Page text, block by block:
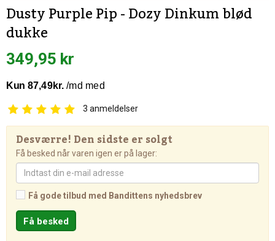
Dusty Purple Pip - Dozy Dinkum blød
dukke
349,95 kr
3 anmeldelser
Desværre! Den sidste er solgt
Få besked når varen igen er på lager:
Få gode tilbud med Bandittens nyhedsbrev